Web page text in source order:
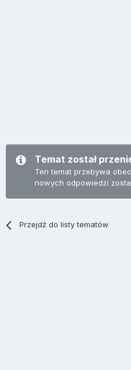
Temat został
Ten temat przebywa
nowych odpowiedzi
Przejdź do listy tematów